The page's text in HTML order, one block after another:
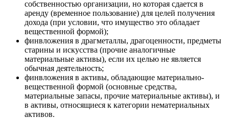
собственностью организации, но которая сдается в
аренду (временное пользование) для целей получения
дохода (при условии, что имущество это обладает
вещественной формой);
финвложения в драгметаллы, драгоценности, предметы
старины и искусства (прочие аналогичные
материальные активы), если их целью не является
обычная деятельность;
финвложения в активы, обладающие материально-
вещественной формой (основные средства,
материальные запасы, прочие материальные активы), и
в активы, относящиеся к категории нематериальных
активов.